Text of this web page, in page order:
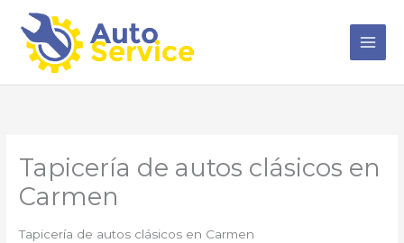
contenido
Tapicería de autos clásicos en
Carmen
Tapicería de autos clásicos en Carmen